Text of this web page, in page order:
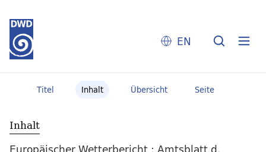
EN
Titel Inhalt Übersicht Seite
Inhalt